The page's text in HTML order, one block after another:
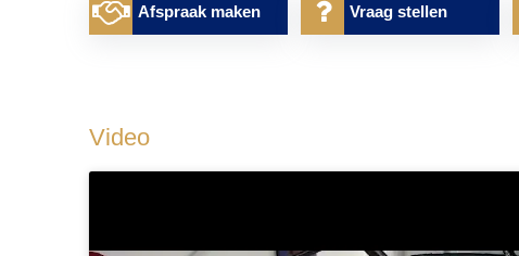
Afspraak maken Vraag stellen
Video